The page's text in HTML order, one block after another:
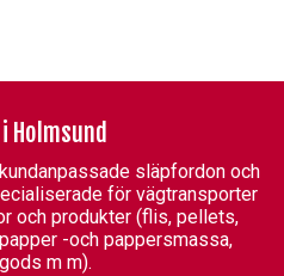
i Holmsund
släpfordon och
för vägtransporter
och produkter (flis, pellets,
-och pappersmassa,
m m).